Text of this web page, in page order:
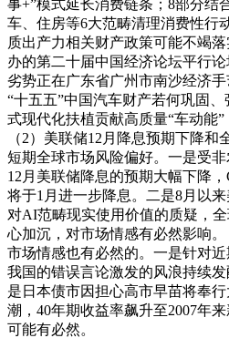
事+”模式延长消费链条；8部分结
车、住房等6大范畴清理消费性行
质出产力相关财产政策可能不竭
办的第二十届中国经济论坛平行
劣势正在广东省广州市南沙经济
“十五五”中国汽车财产若何巩固
式现代化扶植贡献高质量“车动能”
（2）美联储12月降息预期下降
短期全球市场风险偏好。一是受
12月美联储降息的预期大幅下降
将于1月进一步降息。二是8月以
对AI范畴现实使用价值的质疑，
心加沉，对市场情感有必然影响
市场情感也有必然的。一是针对
我国的错误言论激发的风浪持续
是日本债市因担心高市早苗将奉
潮，40年期收益率飙升至2007年
可能有必然。